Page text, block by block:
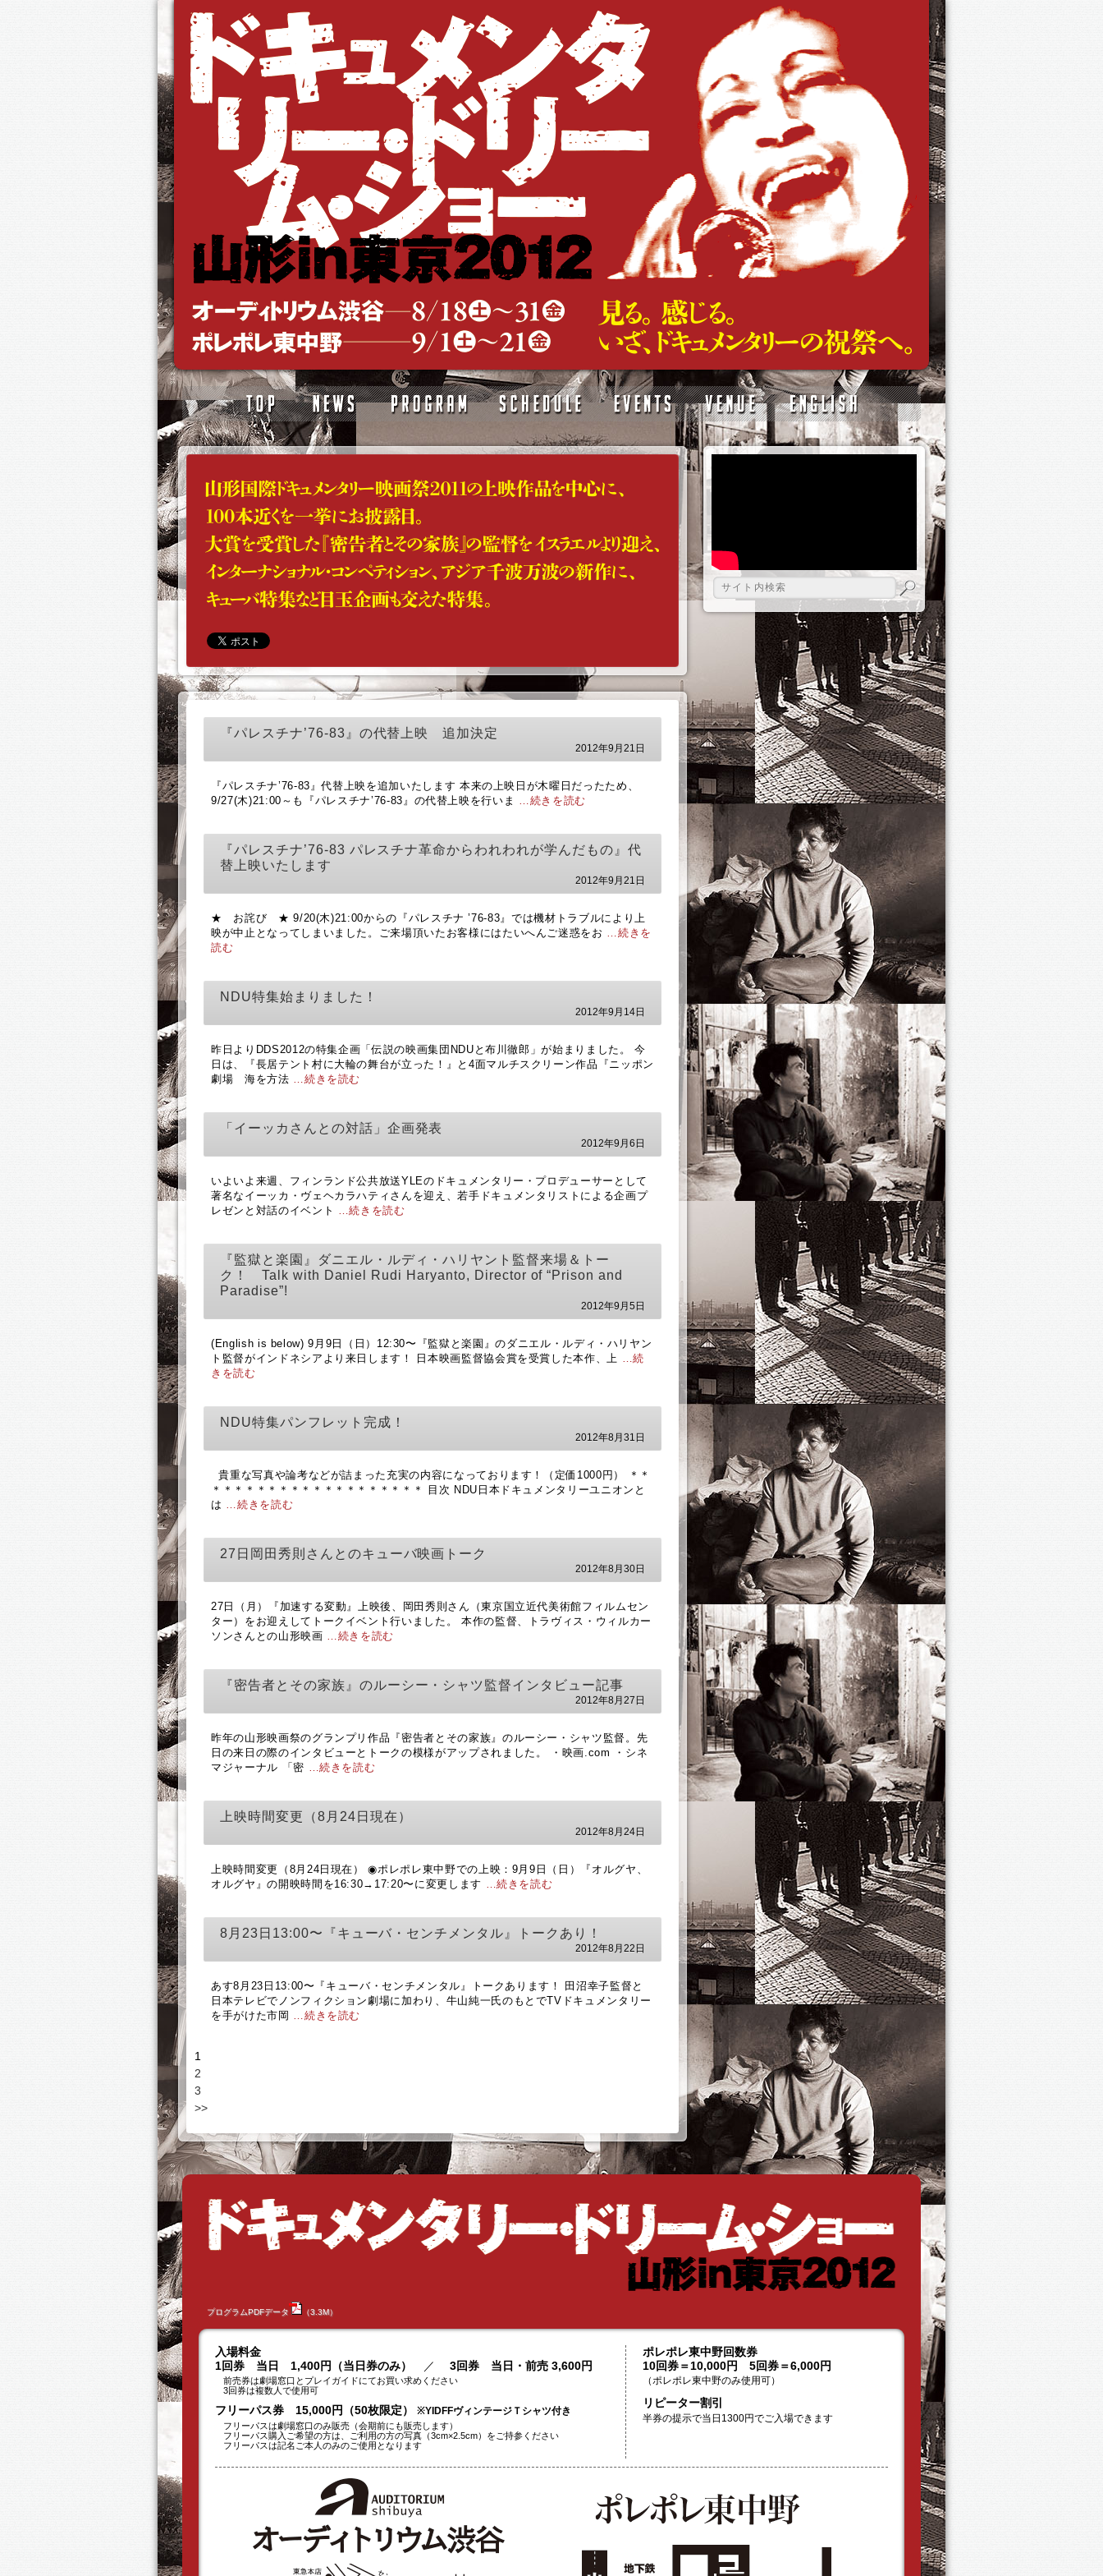
『パレスチナ’76-83』の代替上映 追加決定
2012年9月21日
『パレスチナ’76-83』代替上映を追加いたします 本来の上映日が木曜日だったため、
9/27(木)21:00～も『パレスチナ’76-83』の代替上映を行いま …続きを読む
『パレスチナ’76-83 パレスチナ革命からわれわれが学んだもの』代
替上映いたします
2012年9月21日
★ お詫び ★ 9/20(木)21:00からの『パレスチナ ’76-83』では機材トラブルにより上
映が中止となってしまいました。ご来場頂いたお客様にはたいへんご迷惑をお …続きを
読む
NDU特集始まりました！
2012年9月14日
昨日よりDDS2012の特集企画「伝説の映画集団NDUと布川徹郎」が始まりました。 今
日は、『長居テント村に大輪の舞台が立った！』と4面マルチスクリーン作品『ニッポン
劇場 海を方法 …続きを読む
「イーッカさんとの対話」企画発表
2012年9月6日
いよいよ来週、フィンランド公共放送YLEのドキュメンタリー・プロデューサーとして
著名なイーッカ・ヴェヘカラハティさんを迎え、若手ドキュメンタリストによる企画プ
レゼンと対話のイベント …続きを読む
『監獄と楽園』ダニエル・ルディ・ハリヤント監督来場＆トー
ク！ Talk with Daniel Rudi Haryanto, Director of “Prison and
Paradise”!
2012年9月5日
(English is below) 9月9日（日）12:30〜『監獄と楽園』のダニエル・ルディ・ハリヤン
ト監督がインドネシアより来日します！ 日本映画監督協会賞を受賞した本作、上 …続
きを読む
NDU特集パンフレット完成！
2012年8月31日
貴重な写真や論考などが詰まった充実の内容になっております！（定価1000円） ＊＊
＊＊＊＊＊＊＊＊＊＊＊＊＊＊＊＊＊＊＊ 目次 NDU日本ドキュメンタリーユニオンと
は …続きを読む
27日岡田秀則さんとのキューバ映画トーク
2012年8月30日
27日（月）『加速する変動』上映後、岡田秀則さん（東京国立近代美術館フィルムセン
ター）をお迎えしてトークイベント行いました。 本作の監督、トラヴィス・ウィルカー
ソンさんとの山形映画 …続きを読む
『密告者とその家族』のルーシー・シャツ監督インタビュー記事
2012年8月27日
昨年の山形映画祭のグランプリ作品『密告者とその家族』のルーシー・シャツ監督。先
日の来日の際のインタビューとトークの模様がアップされました。 ・映画.com ・シネ
マジャーナル 「密 …続きを読む
上映時間変更（8月24日現在）
2012年8月24日
上映時間変更（8月24日現在） ◉ポレポレ東中野での上映：9月9日（日）『オルグヤ、
オルグヤ』の開映時間を16:30→17:20〜に変更します …続きを読む
8月23日13:00〜『キューバ・センチメンタル』トークあり！
2012年8月22日
あす8月23日13:00〜『キューバ・センチメンタル』トークあります！ 田沼幸子監督と
日本テレビでノンフィクション劇場に加わり、牛山純一氏のもとでTVドキュメンタリー
を手がけた市岡 …続きを読む
1
2
3
>>
プログラムPDFデータ （3.3M）
入場料金
1回券 当日 1,400円（当日券のみ）
／ 3回券 当日・前売 3,600円
前売券は劇場窓口とプレイガイドにてお買い求めください
3回券は複数人で使用可
フリーパス券 15,000円（50枚限定）
※YIDFFヴィンテージＴシャツ付き
フリーパスは劇場窓口のみ販売（会期前にも販売します）
フリーパス購入ご希望の方は、ご利用の方の写真（3cm×2.5cm）をご持参ください
フリーパスは記名ご本人のみのご使用となります
ポレポレ東中野回数券
10回券＝10,000円 5回券＝6,000円
（ポレポレ東中野のみ使用可）
リピーター割引
半券の提示で当日1300円でご入場できます